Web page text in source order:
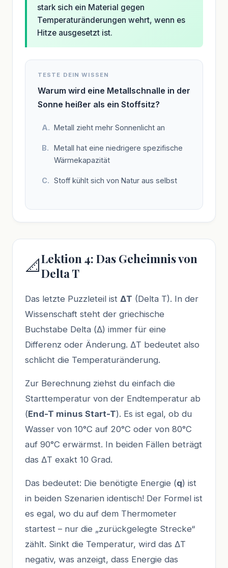
stark sich ein Material gegen
Temperaturänderungen wehrt, wenn es
Hitze ausgesetzt ist.
TESTE DEIN WISSEN
Warum wird eine Metallschnalle in der
Sonne heißer als ein Stoffsitz?
Metall zieht mehr Sonnenlicht an
Metall hat eine niedrigere spezifische
Wärmekapazität
Stoff kühlt sich von Natur aus selbst
📐 Lektion 4: Das Geheimnis von
Delta T
Das letzte Puzzleteil ist ΔT (Delta T). In der
Wissenschaft steht der griechische
Buchstabe Delta (Δ) immer für eine
Differenz oder Änderung. ΔT bedeutet also
schlicht die Temperaturänderung.
Zur Berechnung ziehst du einfach die
Starttemperatur von der Endtemperatur ab
(End-T minus Start-T). Es ist egal, ob du
Wasser von 10°C auf 20°C oder von 80°C
auf 90°C erwärmst. In beiden Fällen beträgt
das ΔT exakt 10 Grad.
Das bedeutet: Die benötigte Energie (q) ist
in beiden Szenarien identisch! Der Formel ist
es egal, wo du auf dem Thermometer
startest – nur die „zurückgelegte Strecke“
zählt. Sinkt die Temperatur, wird das ΔT
negativ, was anzeigt, dass Energie das